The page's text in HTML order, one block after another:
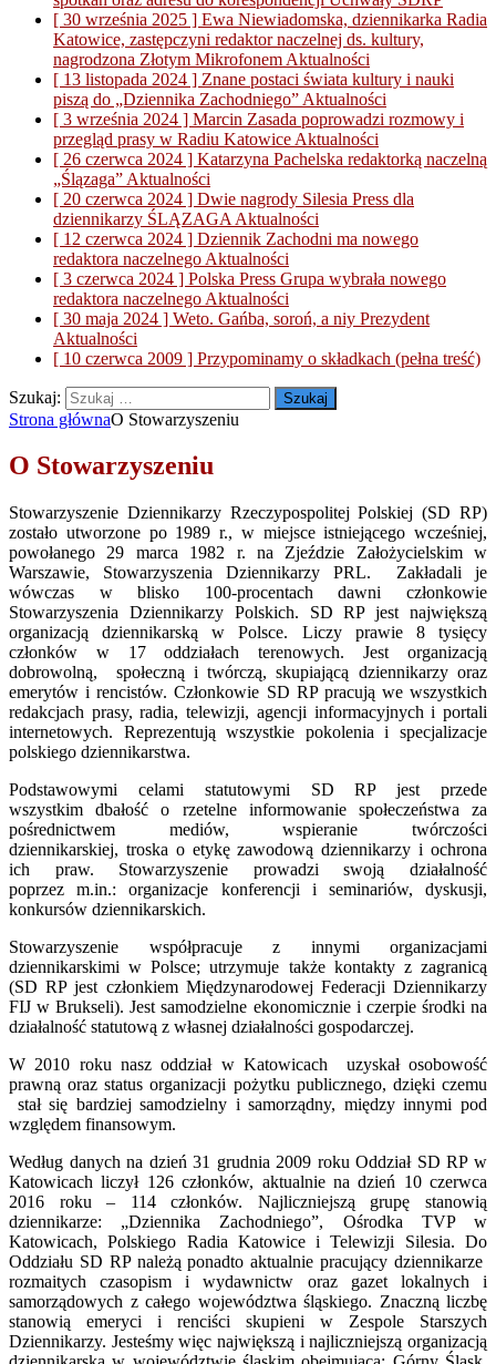
[ 30 września 2025 ] Ewa Niewiadomska, dziennikarka Radia
Katowice, zastępczyni redaktor naczelnej ds. kultury,
nagrodzona Złotym Mikrofonem Aktualności
[ 13 listopada 2024 ] Znane postaci świata kultury i nauki
piszą do „Dziennika Zachodniego” Aktualności
[ 3 września 2024 ] Marcin Zasada poprowadzi rozmowy i
przegląd prasy w Radiu Katowice Aktualności
[ 26 czerwca 2024 ] Katarzyna Pachelska redaktorką naczelną
„Ślązaga” Aktualności
[ 20 czerwca 2024 ] Dwie nagrody Silesia Press dla
dziennikarzy ŚLĄZAGA Aktualności
[ 12 czerwca 2024 ] Dziennik Zachodni ma nowego
redaktora naczelnego Aktualności
[ 3 czerwca 2024 ] Polska Press Grupa wybrała nowego
redaktora naczelnego Aktualności
[ 30 maja 2024 ] Weto. Gańba, soroń, a niy Prezydent
Aktualności
[ 10 czerwca 2009 ] Przypominamy o składkach (pełna treść)
Szukaj:
Strona głównaO Stowarzyszeniu
O Stowarzyszeniu
Stowarzyszenie Dziennikarzy Rzeczypospolitej Polskiej (SD RP)
zostało utworzone po 1989 r., w miejsce istniejącego wcześniej,
powołanego 29 marca 1982 r. na Zjeździe Założycielskim w
Warszawie, Stowarzyszenia Dziennikarzy PRL. Zakładali je
wówczas w blisko 100-procentach dawni członkowie
Stowarzyszenia Dziennikarzy Polskich. SD RP jest największą
organizacją dziennikarską w Polsce. Liczy prawie 8 tysięcy
członków w 17 oddziałach terenowych. Jest organizacją
dobrowolną, społeczną i twórczą, skupiającą dziennikarzy oraz
emerytów i rencistów. Członkowie SD RP pracują we wszystkich
redakcjach prasy, radia, telewizji, agencji informacyjnych i portali
internetowych. Reprezentują wszystkie pokolenia i specjalizacje
polskiego dziennikarstwa.
Podstawowymi celami statutowymi SD RP jest przede
wszystkim dbałość o rzetelne informowanie społeczeństwa za
pośrednictwem mediów, wspieranie twórczości
dziennikarskiej, troska o etykę zawodową dziennikarzy i ochrona
ich praw. Stowarzyszenie prowadzi swoją działalność
poprzez m.in.: organizacje konferencji i seminariów, dyskusji,
konkursów dziennikarskich.
Stowarzyszenie współpracuje z innymi organizacjami
dziennikarskimi w Polsce; utrzymuje także kontakty z zagranicą
(SD RP jest członkiem Międzynarodowej Federacji Dziennikarzy
FIJ w Brukseli). Jest samodzielne ekonomicznie i czerpie środki na
działalność statutową z własnej działalności gospodarczej.
W 2010 roku nasz oddział w Katowicach uzyskał osobowość
prawną oraz status organizacji pożytku publicznego, dzięki czemu
stał się bardziej samodzielny i samorządny, między innymi pod
względem finansowym.
Według danych na dzień 31 grudnia 2009 roku Oddział SD RP w
Katowicach liczył 126 członków, aktualnie na dzień 10 czerwca
2016 roku – 114 członków. Najliczniejszą grupę stanowią
dziennikarze: „Dziennika Zachodniego”, Ośrodka TVP w
Katowicach, Polskiego Radia Katowice i Telewizji Silesia. Do
Oddziału SD RP należą ponadto aktualnie pracujący dziennikarze
rozmaitych czasopism i wydawnictw oraz gazet lokalnych i
samorządowych z całego województwa śląskiego. Znaczną liczbę
stanowią emeryci i renciści skupieni w Zespole Starszych
Dziennikarzy. Jesteśmy więc największą i najliczniejszą organizacją